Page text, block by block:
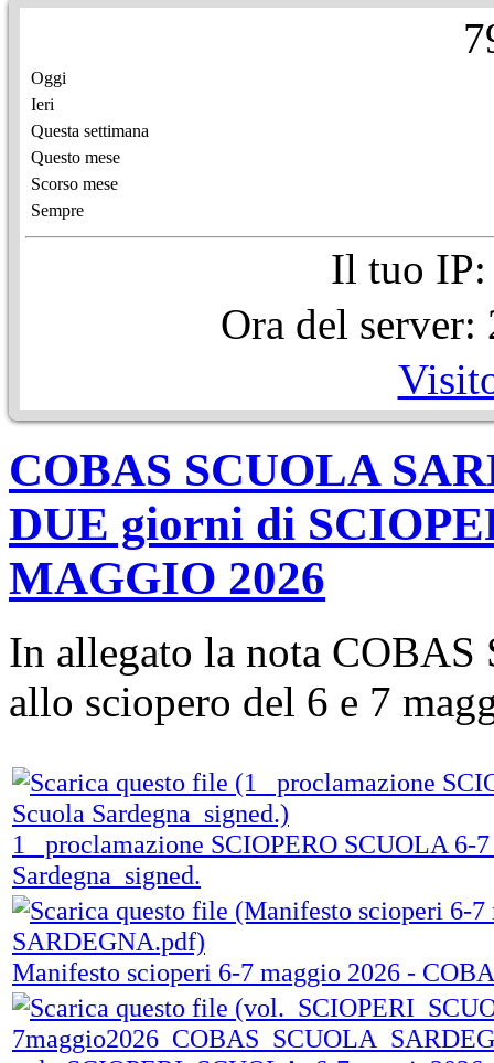
7
Oggi
Ieri
Questa settimana
Questo mese
Scorso mese
Sempre
Il tuo IP:
Ora del
COBAS SCUOLA
DUE giorni di
MAGGIO 2026
In allegato la nota
allo sciopero del 6 e 7
1_ proclamazione SCIOPERO SCUOLA 6-
Sardegna_signed.
Manifesto scioperi 6-7 maggio 2026 -